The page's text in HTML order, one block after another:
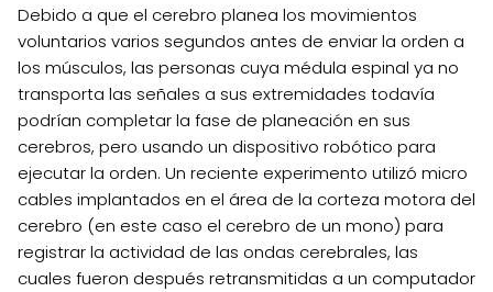
Debido a que el cerebro planea los movimientos
voluntarios varios segundos antes de enviar la orden a
los músculos, las personas cuya médula espinal ya no
transporta las señales a sus extremidades todavía
podrían completar la fase de planeación en sus
cerebros, pero usando un dispositivo robótico para
ejecutar la orden. Un reciente experimento utilizó micro
cables implantados en el área de la corteza motora del
cerebro (en este caso el cerebro de un mono) para
registrar la actividad de las ondas cerebrales, las
cuales fueron después retransmitidas a un computador